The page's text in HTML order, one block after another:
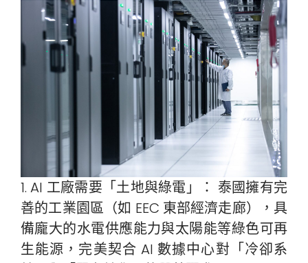
1. AI 工廠需要「土地與綠電」： 泰國擁有完
善的工業園區（如 EEC 東部經濟走廊），具
備龐大的水電供應能力與太陽能等綠色可再
生能源，完美契合 AI 數據中心對「冷卻系